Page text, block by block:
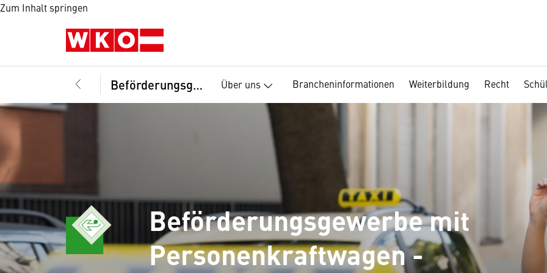
Zum Inhalt springen
Beförderungsgewerbe mit Personenkraftwagen, Fachgruppe Über uns Brancheninformationen Weiterbildung Recht
Beförderungsgewerbe mit
Personenkraftwagen -